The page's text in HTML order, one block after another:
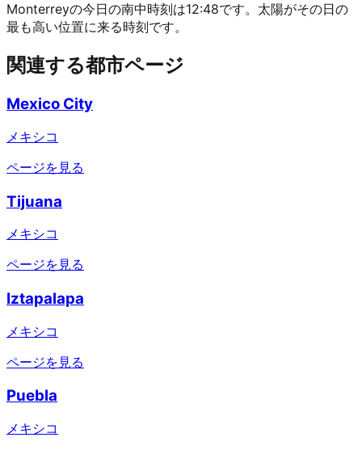
Monterreyの今日の南中時刻は12:48です。太陽がその日の
最も高い位置に来る時刻です。
関連する都市ページ
Mexico City
メキシコ
ページを見る
Tijuana
メキシコ
ページを見る
Iztapalapa
メキシコ
ページを見る
Puebla
メキシコ